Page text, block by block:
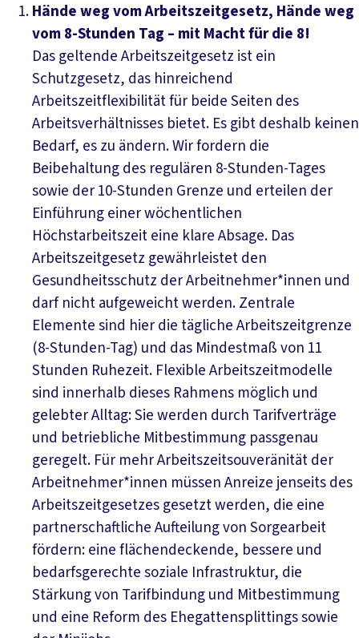
Hände weg vom Arbeitszeitgesetz, Hände weg
vom 8-Stunden Tag – mit Macht für die 8!
Das geltende Arbeitszeitgesetz ist ein
Schutzgesetz, das hinreichend
Arbeitszeitflexibilität für beide Seiten des
Arbeitsverhältnisses bietet. Es gibt deshalb keinen
Bedarf, es zu ändern. Wir fordern die
Beibehaltung des regulären 8-Stunden-Tages
sowie der 10-Stunden Grenze und erteilen der
Einführung einer wöchentlichen
Höchstarbeitszeit eine klare Absage. Das
Arbeitszeitgesetz gewährleistet den
Gesundheitsschutz der Arbeitnehmer*innen und
darf nicht aufgeweicht werden. Zentrale
Elemente sind hier die tägliche Arbeitszeitgrenze
(8-Stunden-Tag) und das Mindestmaß von 11
Stunden Ruhezeit. Flexible Arbeitszeitmodelle
sind innerhalb dieses Rahmens möglich und
gelebter Alltag: Sie werden durch Tarifverträge
und betriebliche Mitbestimmung passgenau
geregelt. Für mehr Arbeitszeitsouveränität der
Arbeitnehmer*innen müssen Anreize jenseits des
Arbeitszeitgesetzes gesetzt werden, die eine
partnerschaftliche Aufteilung von Sorgearbeit
fördern: eine flächendeckende, bessere und
bedarfsgerechte soziale Infrastruktur, die
Stärkung von Tarifbindung und Mitbestimmung
und eine Reform des Ehegattensplittings sowie